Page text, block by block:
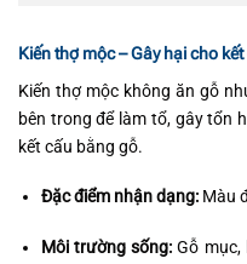
Kiến thợ mộc – Gây hại cho
Kiến thợ mộc không ăn gỗ
bên trong để làm tổ, gây tổn
kết cấu bằng gỗ.
Đặc điểm nhận dạng:Màu
Môi trường sống: Gỗ mục,